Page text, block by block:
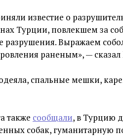
известие о
Турции, повлекшем за
Выражаем
раненым», — сказал
спальные мешки,
также сообщали, в Турцию
собак, гуманитарную